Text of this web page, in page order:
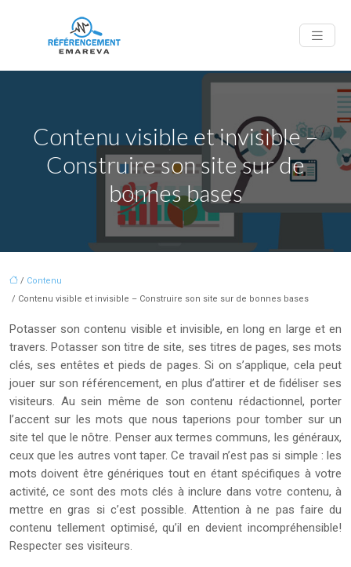
Contenu visible et invisible –
Construire son site sur de
bonnes bases
/ Contenu
/ Contenu visible et invisible – Construire son site sur de bonnes bases
Potasser son contenu visible et invisible, en long en large et en
travers. Potasser son titre de site, ses titres de pages, ses mots
clés, ses entêtes et pieds de pages. Si on s’applique, cela peut
jouer sur son référencement, en plus d’attirer et de fidéliser ses
visiteurs. Au sein même de son contenu rédactionnel, porter
l’accent sur les mots que nous taperions pour tomber sur un
site tel que le nôtre. Penser aux termes communs, les généraux,
ceux que les autres vont taper. Ce travail n’est pas si simple : les
mots doivent être génériques tout en étant spécifiques à votre
activité, ce sont des mots clés à inclure dans votre contenu, à
mettre en gras si c’est possible. Attention à ne pas faire du
contenu tellement optimisé, qu’il en devient incompréhensible!
Respecter ses visiteurs.